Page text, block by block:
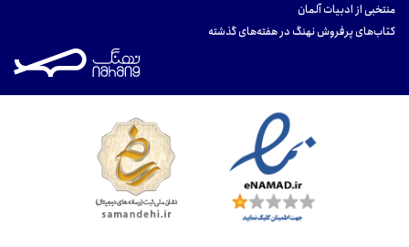
منتخبی از ادبیات آلمان
کتاب‌های پرفروش نهنگ در هفته‌های گذشته